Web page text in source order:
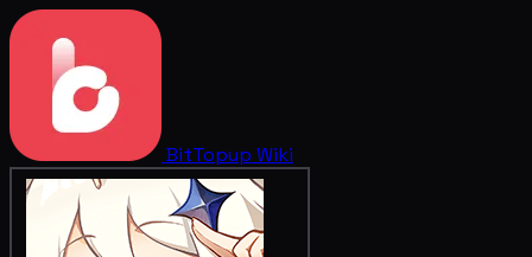
BitTopup Wiki